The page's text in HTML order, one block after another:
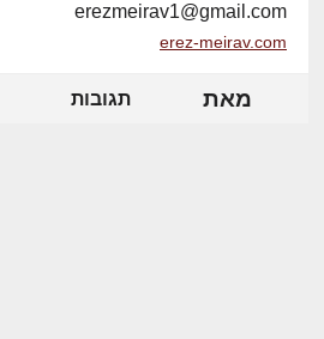
erezmeirav1@gmail.com
erez-meirav.com
מאת תגובות